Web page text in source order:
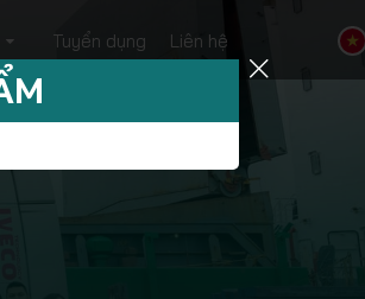
Tuyển dụng Liên hệ